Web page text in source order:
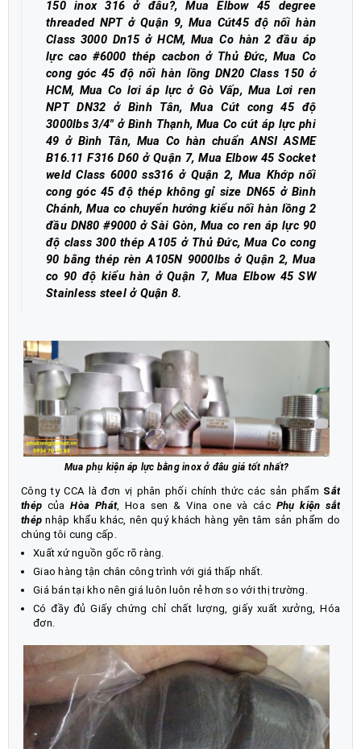
150 inox 316 ở đâu?, Mua Elbow 45 degree
threaded NPT ở Quận 9, Mua Cút45 độ nối hàn
Class 3000 Dn15 ở HCM, Mua Co hàn 2 đầu áp
lực cao #6000 thép cacbon ở Thủ Đức, Mua Co
cong góc 45 độ nối hàn lồng DN20 Class 150 ở
HCM, Mua Co lơi áp lực ở Gò Vấp, Mua Lơi ren
NPT DN32 ở Bình Tân, Mua Cút cong 45 độ
3000lbs 3/4" ở Bình Thạnh, Mua Co cút áp lực phi
49 ở Bình Tân, Mua Co hàn chuẩn ANSI ASME
B16.11 F316 D60 ở Quận 7, Mua Elbow 45 Socket
weld Class 6000 ss316 ở Quận 2, Mua Khớp nối
cong góc 45 độ thép không gỉ size DN65 ở Bình
Chánh, Mua co chuyển hướng kiểu nối hàn lồng 2
đầu DN80 #9000 ở Sài Gòn, Mua co ren áp lực 90
độ class 300 thép A105 ở Thủ Đức, Mua Co cong
90 bằng thép rèn A105N 9000lbs ở Quận 2, Mua
co 90 độ kiểu hàn ở Quận 7, Mua Elbow 45 SW
Stainless steel ở Quận 8.
Mua phụ kiện áp lực bằng inox ở đâu giá tốt nhất?
Công ty CCA là đơn vị phân phối chính thức các sản phẩm Sắt
thép củaHòa Phát, Hoa sen & Vina one và các Phụ kiện sắt
thép nhập khẩu khác, nên quý khách hàng yên tâm sản phẩm do
chúng tôi cung cấp.
Xuất xứ nguồn gốc rõ ràng.
Giao hàng tận chân công trình với giá thấp nhất.
Giá bán tại kho nên giá luôn luôn rẻ hơn so với thị trường.
Có đầy đủ Giấy chứng chỉ chất lượng, giấy xuất xưởng, Hóa
đơn.